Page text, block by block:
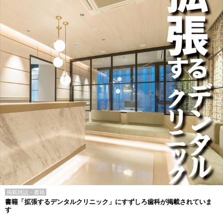
掲載雑誌・書籍
書籍「拡張するデンタルクリニック」にすずしろ歯科が掲載されていま
す